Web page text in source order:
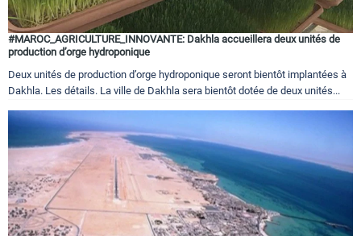
#MAROC_AGRICULTURE_INNOVANTE: Dakhla accueillera deux unités de
production d’orge hydroponique
Deux unités de production d’orge hydroponique seront bientôt implantées à
Dakhla. Les détails. La ville de Dakhla sera bientôt dotée de deux unités...